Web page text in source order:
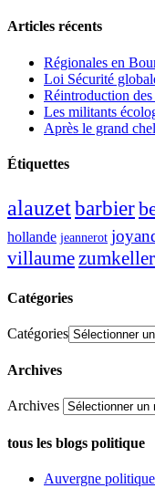
Articles récents
Régionales en
Loi Sécurité
Réintroduction
Les militants
Après le grand
Étiquettes
alauzetbarbier
hollande jeannerot
villaumezumkeller
Catégories
Catégories
Archives
Archives
tous les blogs politique
Auvergne politique